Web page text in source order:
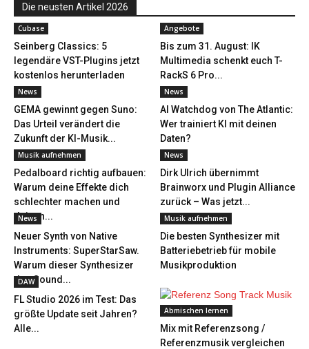
Die neusten Artikel 2026
Cubase
Seinberg Classics: 5
legendäre VST-Plugins jetzt
kostenlos herunterladen
Angebote
Bis zum 31. August: IK
Multimedia schenkt euch T-
RackS 6 Pro...
News
GEMA gewinnt gegen Suno:
Das Urteil verändert die
Zukunft der KI-Musik...
News
AI Watchdog von The Atlantic:
Wer trainiert KI mit deinen
Daten?
Musik aufnehmen
Pedalboard richtig aufbauen:
Warum deine Effekte dich
schlechter machen und
deinen...
News
Dirk Ulrich übernimmt
Brainworx und Plugin Alliance
zurück – Was jetzt...
News
Neuer Synth von Native
Instruments: SuperStarSaw.
Warum dieser Synthesizer
den Sound...
Musik aufnehmen
Die besten Synthesizer mit
Batteriebetrieb für mobile
Musikproduktion
DAW
FL Studio 2026 im Test: Das
größte Update seit Jahren?
Alle...
Abmischen lernen
Mix mit Referenzsong /
Referenzmusik vergleichen